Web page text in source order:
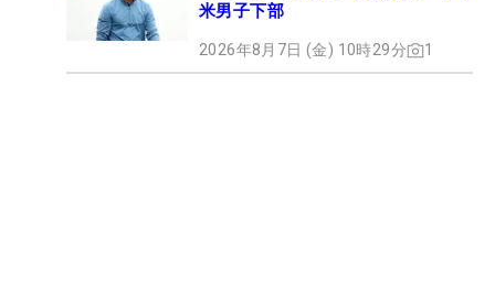
米男子下部
2026年8月7日 (金) 10時29分 1